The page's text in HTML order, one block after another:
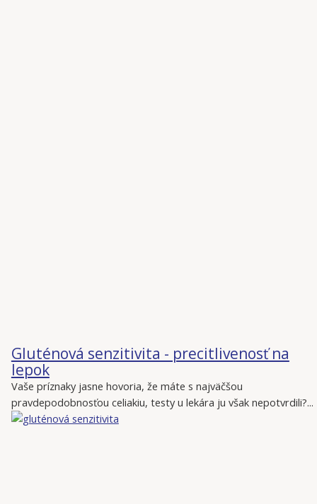
Gluténová senzitivita - precitlivenosť na
lepok
Vaše príznaky jasne hovoria, že máte s najväčšou
pravdepodobnosťou celiakiu, testy u lekára ju však nepotvrdili?...